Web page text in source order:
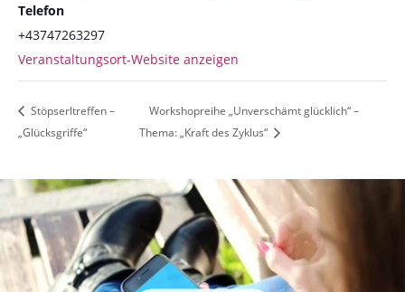
Telefon
+43747263297
Veranstaltungsort-Website anzeigen
Stöpserltreffen –
„Glücksgriffe“
Workshopreihe „Unverschämt glücklich“ –
Thema: „Kraft des Zyklus“